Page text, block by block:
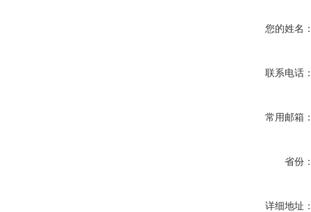
您的姓名
联系电话
常用邮箱
省份
详细地址